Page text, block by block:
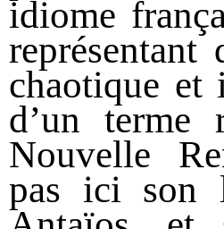
idiome
chaotique et
d’un terme
Nouvelle
pas ici son